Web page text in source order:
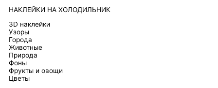
НАКЛЕЙКИ НА ХОЛОДИЛЬНИК
3D наклейки
Узоры
Города
Животные
Природа
Фоны
Фрукты и овощи
Цветы